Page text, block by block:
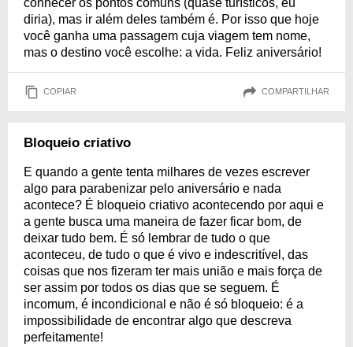
diria), mas ir além deles também é. Por isso que hoje
você ganha uma passagem cuja viagem tem nome,
mas o destino você escolhe: a vida. Feliz aniversário!
COPIAR COMPARTILHAR
Bloqueio criativo
E quando a gente tenta milhares de vezes escrever
algo para parabenizar pelo aniversário e nada
acontece? É bloqueio criativo acontecendo por aqui e
a gente busca uma maneira de fazer ficar bom, de
deixar tudo bem. É só lembrar de tudo o que
aconteceu, de tudo o que é vivo e indescritível, das
coisas que nos fizeram ter mais união e mais força de
ser assim por todos os dias que se seguem. É
incomum, é incondicional e não é só bloqueio: é a
impossibilidade de encontrar algo que descreva
perfeitamente!